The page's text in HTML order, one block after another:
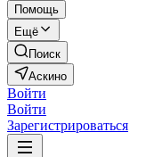
Помощь
Ещё
Поиск
Аскино
Войти
Войти
Зарегистрироваться